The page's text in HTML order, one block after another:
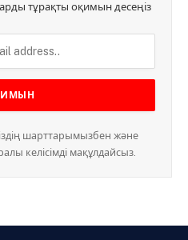
тұрақты оқимын десеңіз
шарттарымызбен және
келісімді мақұлдайсыз.